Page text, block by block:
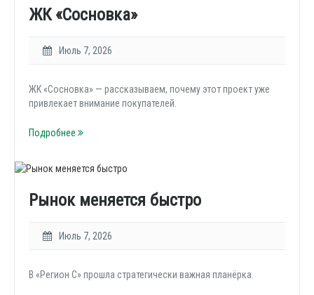
ЖК «Сосновка»
Июль 7, 2026
ЖК «Сосновка» — рассказываем, почему этот проект уже
привлекает внимание покупателей.
Подробнее
Рынок меняется быстро
Июль 7, 2026
В «Регион С» прошла стратегически важная планёрка.